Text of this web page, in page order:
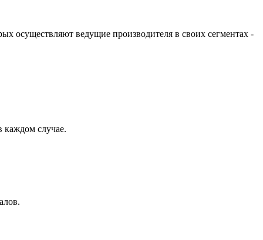
осуществляют ведущие производителя в своих сегментах -
каждом случае.